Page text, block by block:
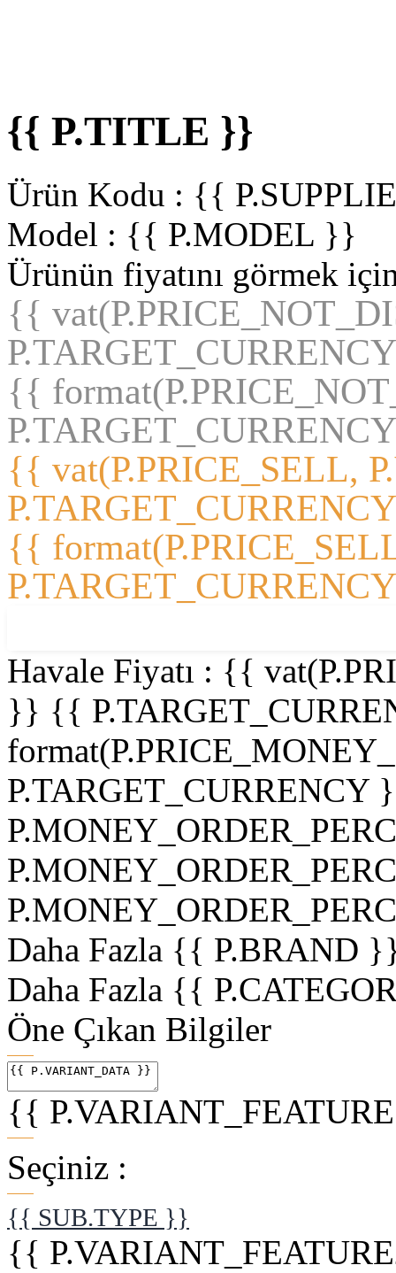
{{ P.TITLE }}
Ürün Kodu : {{
Model : {{ P.MODEL }}
Ürünün fiyatını görmek
{{
{{
{{ vat(P.PRICE_SELL,
{{
Havale Fiyatı : {{
}} {{
Daha Fazla {{ P.BRAND
Daha Fazla {{
Öne Çıkan Bilgiler
{{
Seçiniz :
{{ SUB.TYPE }}
{{